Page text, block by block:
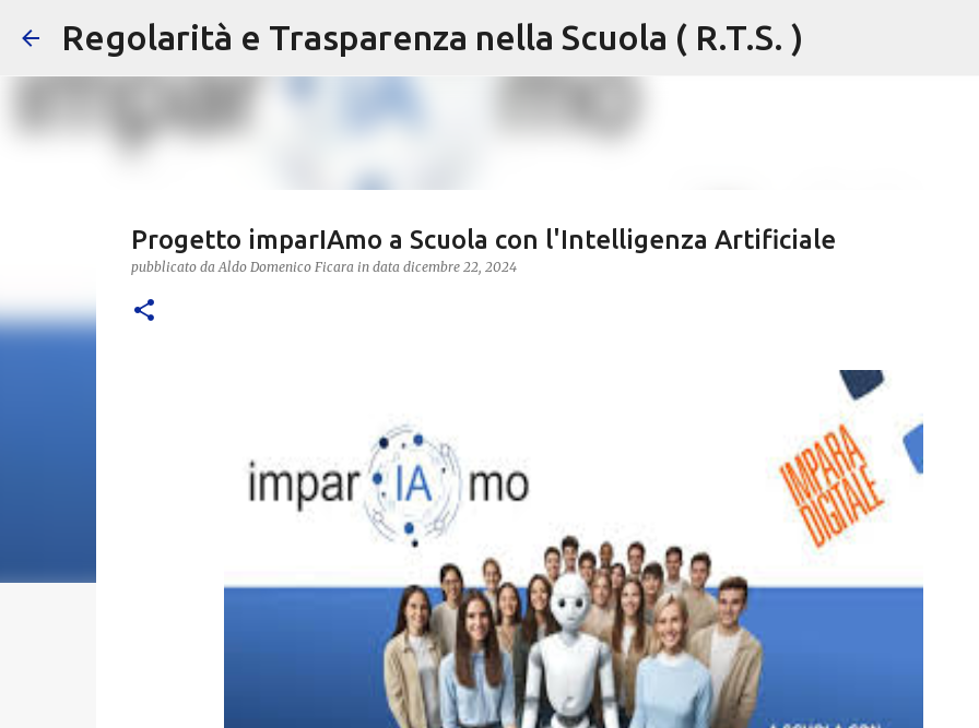
Passa ai contenuti principali
Regolarità e Trasparenza nella Scuola ( R.T.S. )
Progetto imparIAmo a Scuola con l'Intelligenza Artificiale
pubblicato daAldo Domenico Ficara in data dicembre 22, 2024